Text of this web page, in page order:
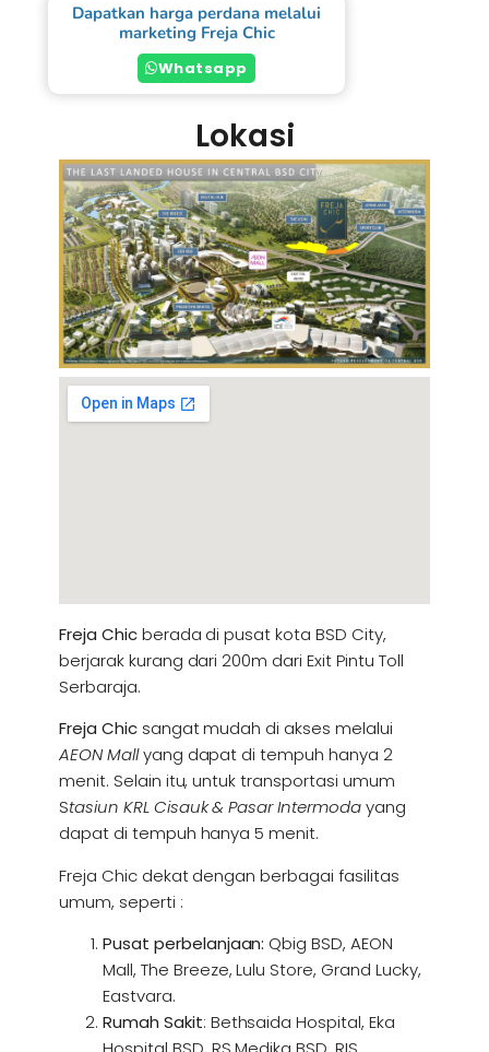
Dapatkan harga perdana melalui
marketing Freja Chic
Whatsapp
Lokasi
Freja Chicberada di pusat kota BSD City,
berjarak kurang dari 200m dari Exit Pintu Toll
Serbaraja.
Freja Chic sangat mudah di akses melalui
AEON Mallyang dapat di tempuh hanya 2
menit. Selain itu, untuk transportasi umum
Stasiun KRL Cisauk & Pasar Intermodayang
dapat di tempuh hanya 5 menit.
Freja Chic dekat dengan berbagai fasilitas
umum, seperti :
Pusat perbelanjaan: Qbig BSD, AEON
Mall, The Breeze, Lulu Store, Grand Lucky,
Eastvara.
Rumah Sakit: Bethsaida Hospital, Eka